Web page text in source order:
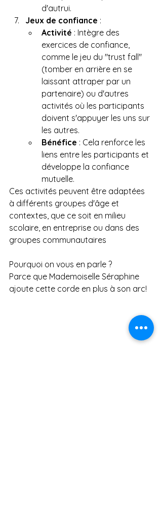
d'autrui.
Jeux de confiance :
Activité : Intègre des
exercices de confiance,
comme le jeu du "trust fall"
(tomber en arrière en se
laissant attraper par un
partenaire) ou d'autres
activités où les participants
doivent s'appuyer les uns sur
les autres.
Bénéfice : Cela renforce les
liens entre les participants et
développe la confiance
mutuelle.
Ces activités peuvent être adaptées
à différents groupes d'âge et
contextes, que ce soit en milieu
scolaire, en entreprise ou dans des
groupes communautaires
Pourquoi on vous en parle ?
Parce que Mademoiselle Séraphine
ajoute cette corde en plus à son arc!